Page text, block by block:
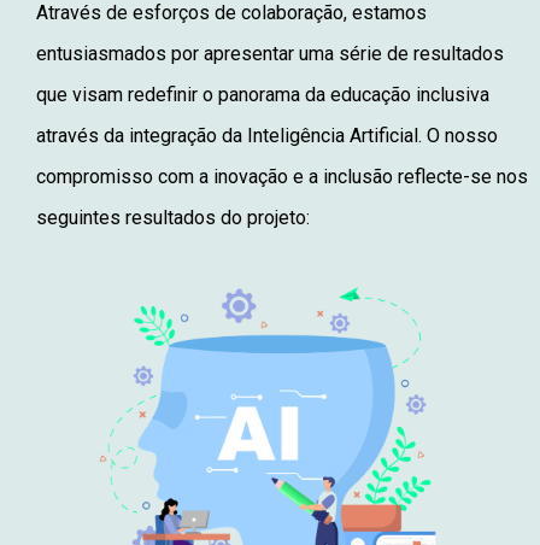
Através de esforços de colaboração, estamos
entusiasmados por apresentar uma série de resultados
que visam redefinir o panorama da educação inclusiva
através da integração da Inteligência Artificial. O nosso
compromisso com a inovação e a inclusão reflecte-se nos
seguintes resultados do projeto: